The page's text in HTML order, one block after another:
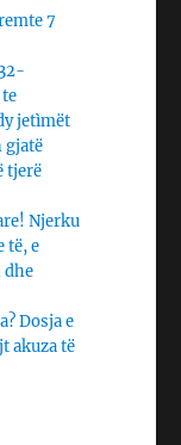
7
jetìmët
gjatë
tjerë
Njerku
të, e
dhe
Dosja e
akuza të